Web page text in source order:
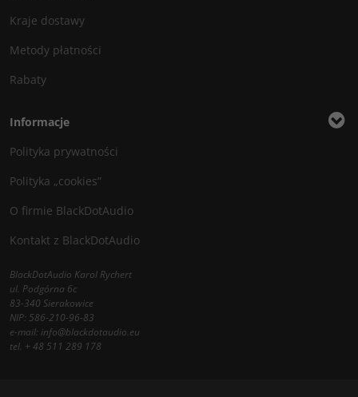
Kraje dostawy
Metody płatności
Rabaty
Informacje
Polityka prywatności
Polityka „cookies”
O firmie BlackDotAudio
Kontakt z BlackDotAudio
BlackDotAudio Karol Rychert
ul. Podgórna 6c
83-340 Sierakowice
NIP: 586-210-96-83
e-mail:info@blackdotaudio.eu
tel. + 48 511 289 178